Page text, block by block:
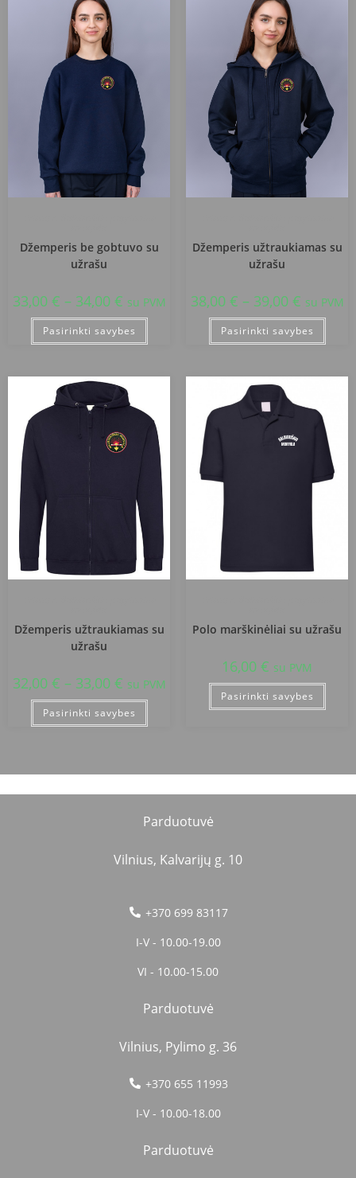
Džemperis be gobtuvo su
užrašu
33,00 € – 34,00 € su PVM
Pasirinkti savybes
Džemperis užtraukiamas su
užrašu
38,00 € – 39,00 € su PVM
Pasirinkti savybes
Džemperis užtraukiamas su
užrašu
32,00 € – 33,00 € su PVM
Pasirinkti savybes
Polo marškinėliai su užrašu
16,00 € su PVM
Pasirinkti savybes
Parduotuvė
Vilnius, Kalvarijų g. 10
+370 699 83117
I-V - 10.00-19.00
VI - 10.00-15.00
Parduotuvė
Vilnius, Pylimo g. 36
+370 655 11993
I-V - 10.00-18.00
Parduotuvė